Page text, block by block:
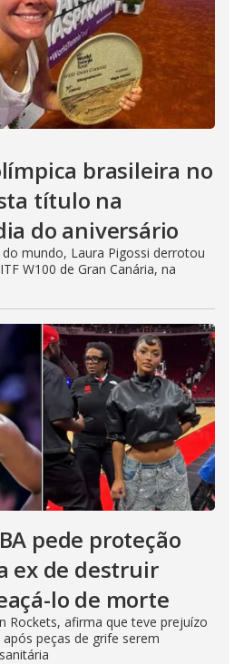
brasileira no
título na
do aniversário
mundo, Laura Pigossi derrotou
W100 de Gran Canária, na
pede proteção
ex de destruir
lo de morte
Rockets, afirma que teve prejuízo
peças de grife serem